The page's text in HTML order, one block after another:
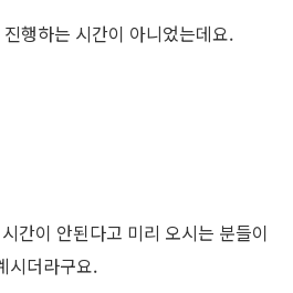
행하는 시간이 아니었는데요.
간이 안된다고 미리 오시는 분들이
시더라구요.